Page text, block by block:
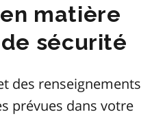
matière
sécurité
des renseignements
prévues dans votre